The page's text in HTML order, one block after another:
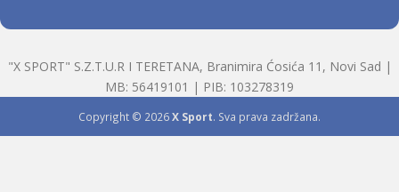
"X SPORT" S.Z.T.U.R I TERETANA, Branimira Ćosića 11, Novi Sad |
MB: 56419101 | PIB: 103278319
Copyright © 2026X Sport. Sva prava zadržana.